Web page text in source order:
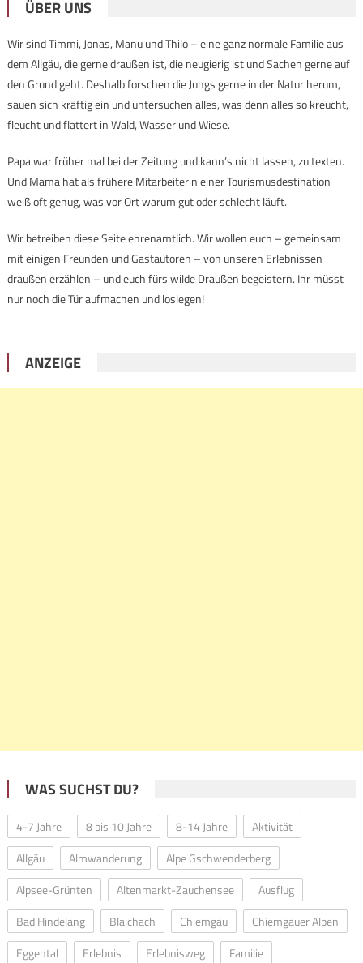
ÜBER UNS
Wir sind Timmi, Jonas, Manu und Thilo – eine ganz normale Familie aus
dem Allgäu, die gerne draußen ist, die neugierig ist und Sachen gerne auf
den Grund geht. Deshalb forschen die Jungs gerne in der Natur herum,
sauen sich kräftig ein und untersuchen alles, was denn alles so kreucht,
fleucht und flattert in Wald, Wasser und Wiese.
Papa war früher mal bei der Zeitung und kann’s nicht lassen, zu texten.
Und Mama hat als frühere Mitarbeiterin einer Tourismusdestination
weiß oft genug, was vor Ort warum gut oder schlecht läuft.
Wir betreiben diese Seite ehrenamtlich. Wir wollen euch – gemeinsam
mit einigen Freunden und Gastautoren – von unseren Erlebnissen
draußen erzählen – und euch fürs wilde Draußen begeistern. Ihr müsst
nur noch die Tür aufmachen und loslegen!
ANZEIGE
WAS SUCHST DU?
4-7 Jahre 8 bis 10 Jahre 8-14 Jahre
Aktivität
Allgäu
Almwanderung
Alpe Gschwenderberg
Alpsee-Grünten
Altenmarkt-Zauchensee
Ausflug
Bad Hindelang
Blaichach Chiemgau
Chiemgauer Alpen
Eggental
Erlebnis Erlebnisweg
Familie